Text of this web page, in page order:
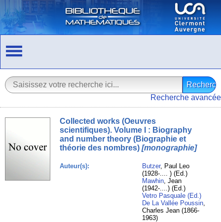
Recherche avancée
Collected works (Oeuvres
scientifiques). Volume I : Biography
and number theory (Biographie et
théorie des nombres) [monographie]
Auteur(s): Butzer, Paul Leo
(1928-.... ) (Ed.)
Mawhin, Jean
(1942-....) (Ed.)
Vetro Pasquale (Ed.)
De La Vallée Poussin,
Charles Jean (1866-
1963)